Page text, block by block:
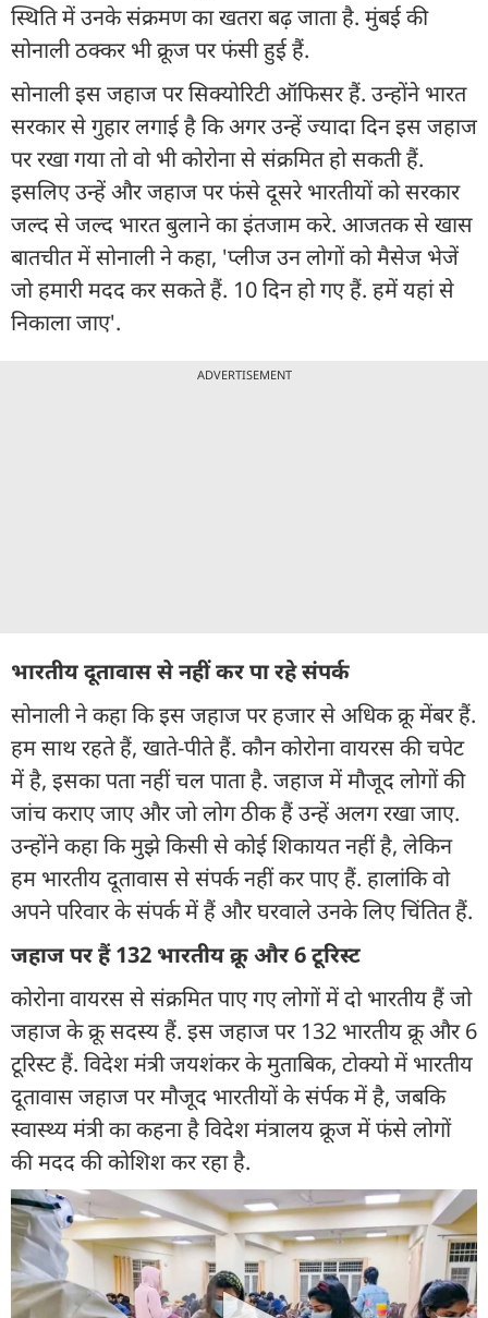
स्थिति में उनके संक्रमण का खतरा बढ़ जाता है. मुंबई की
सोनाली ठक्कर भी क्रूज पर फंसी हुई हैं.
सोनाली इस जहाज पर सिक्योरिटी ऑफिसर हैं. उन्होंने भारत
सरकार से गुहार लगाई है कि अगर उन्हें ज्यादा दिन इस जहाज
पर रखा गया तो वो भी कोरोना से संक्रमित हो सकती हैं.
इसलिए उन्हें और जहाज पर फंसे दूसरे भारतीयों को सरकार
जल्द से जल्द भारत बुलाने का इंतजाम करे. आजतक से खास
बातचीत में सोनाली ने कहा, 'प्लीज उन लोगों को मैसेज भेजें
जो हमारी मदद कर सकते हैं. 10 दिन हो गए हैं. हमें यहां से
निकाला जाए'.
ADVERTISEMENT
भारतीय दूतावास से नहीं कर पा रहे संपर्क
सोनाली ने कहा कि इस जहाज पर हजार से अधिक क्रू मेंबर हैं.
हम साथ रहते हैं, खाते-पीते हैं. कौन कोरोना वायरस की चपेट
में है, इसका पता नहीं चल पाता है. जहाज में मौजूद लोगों की
जांच कराए जाए और जो लोग ठीक हैं उन्हें अलग रखा जाए.
उन्होंने कहा कि मुझे किसी से कोई शिकायत नहीं है, लेकिन
हम भारतीय दूतावास से संपर्क नहीं कर पाए हैं. हालांकि वो
अपने परिवार के संपर्क में हैं और घरवाले उनके लिए चिंतित हैं.
जहाज पर हैं 132 भारतीय क्रू और 6 टूरिस्ट
कोरोना वायरस से संक्रमित पाए गए लोगों में दो भारतीय हैं जो
जहाज के क्रू सदस्य हैं. इस जहाज पर 132 भारतीय क्रू और 6
टूरिस्ट हैं. विदेश मंत्री जयशंकर के मुताबिक, टोक्यो में भारतीय
दूतावास जहाज पर मौजूद भारतीयों के संर्पक में है, जबकि
स्वास्थ्य मंत्री का कहना है विदेश मंत्रालय क्रूज में फंसे लोगों
की मदद की कोशिश कर रहा है.